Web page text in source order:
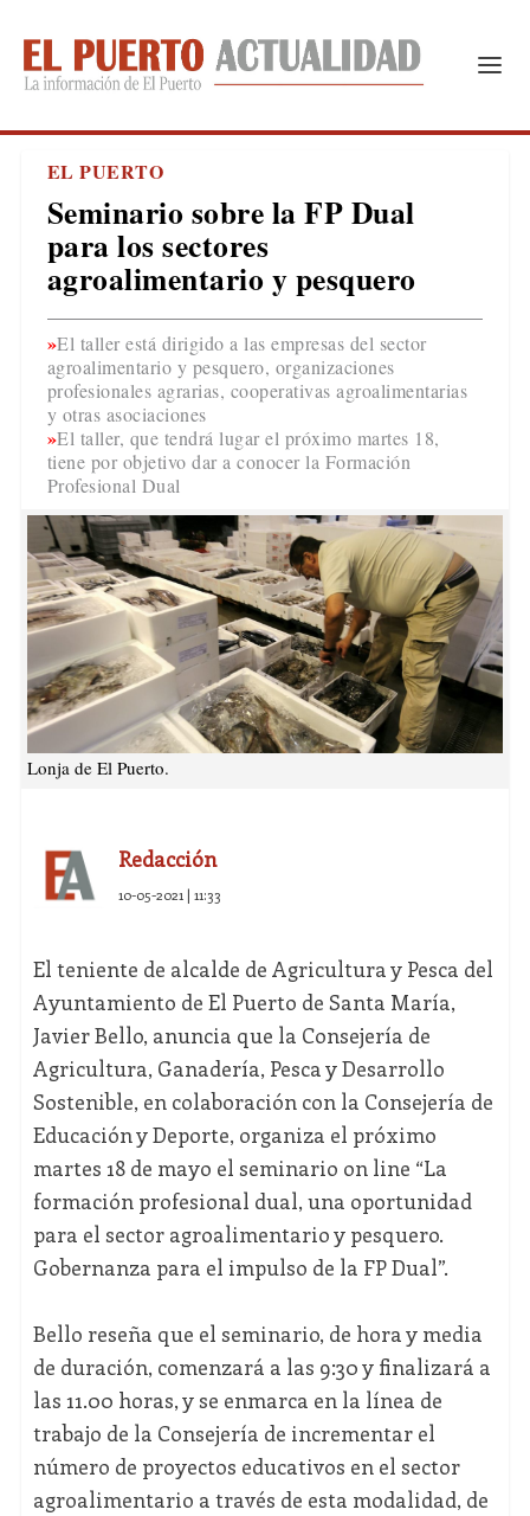
EL PUERTO
Seminario sobre la FP Dual
para los sectores
agroalimentario y pesquero
El taller está dirigido a las empresas del sector
agroalimentario y pesquero, organizaciones
profesionales agrarias, cooperativas agroalimentarias
y otras asociaciones
El taller, que tendrá lugar el próximo martes 18,
tiene por objetivo dar a conocer la Formación
Profesional Dual
Lonja de El Puerto.
Redacción
10-05-2021 | 11:33
El teniente de alcalde de Agricultura y Pesca del
Ayuntamiento de El Puerto de Santa María,
Javier Bello, anuncia que la Consejería de
Agricultura, Ganadería, Pesca y Desarrollo
Sostenible, en colaboración con la Consejería de
Educación y Deporte, organiza el próximo
martes 18 de mayo el seminario on line “La
formación profesional dual, una oportunidad
para el sector agroalimentario y pesquero.
Gobernanza para el impulso de la FP Dual”.
Bello reseña que el seminario, de hora y media
de duración, comenzará a las 9:30 y finalizará a
las 11.00 horas, y se enmarca en la línea de
trabajo de la Consejería de incrementar el
número de proyectos educativos en el sector
agroalimentario a través de esta modalidad, de